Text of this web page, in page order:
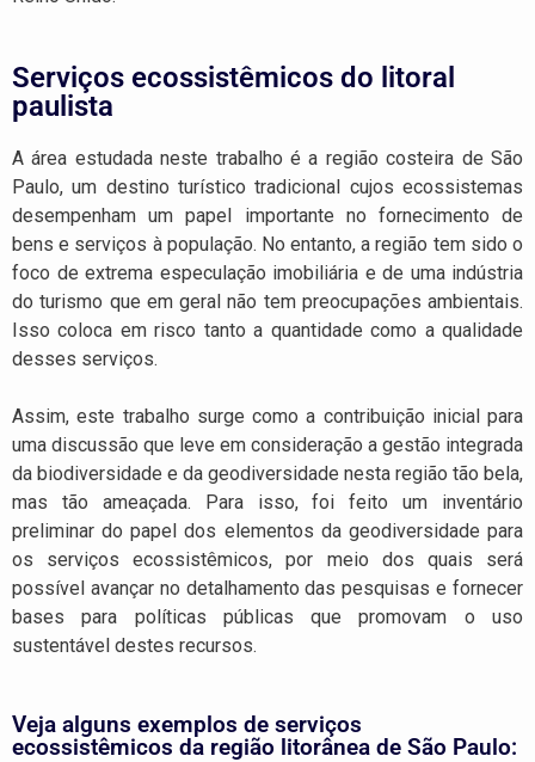
Serviços ecossistêmicos do litoral
paulista
A área estudada neste trabalho é a região costeira de São
Paulo, um destino turístico tradicional cujos ecossistemas
desempenham um papel importante no fornecimento de
bens e serviços à população. No entanto, a região tem sido o
foco de extrema especulação imobiliária e de uma indústria
do turismo que em geral não tem preocupações ambientais.
Isso coloca em risco tanto a quantidade como a qualidade
desses serviços.
Assim, este trabalho surge como a contribuição inicial para
uma discussão que leve em consideração a gestão integrada
da biodiversidade e da geodiversidade nesta região tão bela,
mas tão ameaçada. Para isso, foi feito um inventário
preliminar do papel dos elementos da geodiversidade para
os serviços ecossistêmicos, por meio dos quais será
possível avançar no detalhamento das pesquisas e fornecer
bases para políticas públicas que promovam o uso
sustentável destes recursos.
Veja alguns exemplos de serviços
ecossistêmicos da região litorânea de São Paulo: